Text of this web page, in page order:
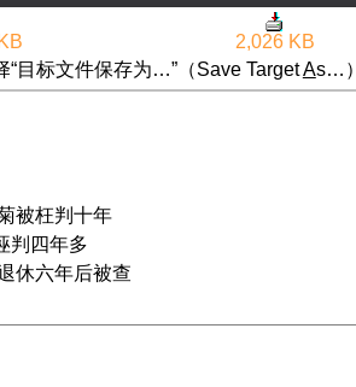
2,026 KB
目标文件保存为…”（Save TargetAs…）
被枉判十年
判四年多
休六年后被查